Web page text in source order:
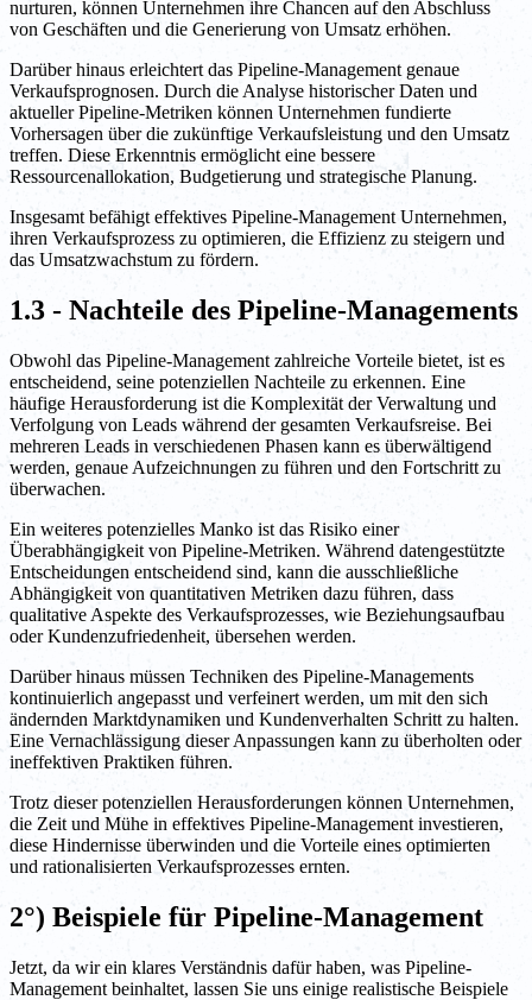
nurturen, können Unternehmen ihre Chancen auf den Abschluss
von Geschäften und die Generierung von Umsatz erhöhen.
Darüber hinaus erleichtert das Pipeline-Management genaue
Verkaufsprognosen. Durch die Analyse historischer Daten und
aktueller Pipeline-Metriken können Unternehmen fundierte
Vorhersagen über die zukünftige Verkaufsleistung und den Umsatz
treffen. Diese Erkenntnis ermöglicht eine bessere
Ressourcenallokation, Budgetierung und strategische Planung.
Insgesamt befähigt effektives Pipeline-Management Unternehmen,
ihren Verkaufsprozess zu optimieren, die Effizienz zu steigern und
das Umsatzwachstum zu fördern.
1.3 - Nachteile des Pipeline-Managements
Obwohl das Pipeline-Management zahlreiche Vorteile bietet, ist es
entscheidend, seine potenziellen Nachteile zu erkennen. Eine
häufige Herausforderung ist die Komplexität der Verwaltung und
Verfolgung von Leads während der gesamten Verkaufsreise. Bei
mehreren Leads in verschiedenen Phasen kann es überwältigend
werden, genaue Aufzeichnungen zu führen und den Fortschritt zu
überwachen.
Ein weiteres potenzielles Manko ist das Risiko einer
Überabhängigkeit von Pipeline-Metriken. Während datengestützte
Entscheidungen entscheidend sind, kann die ausschließliche
Abhängigkeit von quantitativen Metriken dazu führen, dass
qualitative Aspekte des Verkaufsprozesses, wie Beziehungsaufbau
oder Kundenzufriedenheit, übersehen werden.
Darüber hinaus müssen Techniken des Pipeline-Managements
kontinuierlich angepasst und verfeinert werden, um mit den sich
ändernden Marktdynamiken und Kundenverhalten Schritt zu halten.
Eine Vernachlässigung dieser Anpassungen kann zu überholten oder
ineffektiven Praktiken führen.
Trotz dieser potenziellen Herausforderungen können Unternehmen,
die Zeit und Mühe in effektives Pipeline-Management investieren,
diese Hindernisse überwinden und die Vorteile eines optimierten
und rationalisierten Verkaufsprozesses ernten.
2°) Beispiele für Pipeline-Management
Jetzt, da wir ein klares Verständnis dafür haben, was Pipeline-
Management beinhaltet, lassen Sie uns einige realistische Beispiele